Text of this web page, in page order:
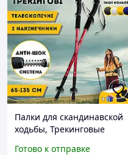
Палки для скандинавской
ходьбы, Трекинговые
Готово к отправке